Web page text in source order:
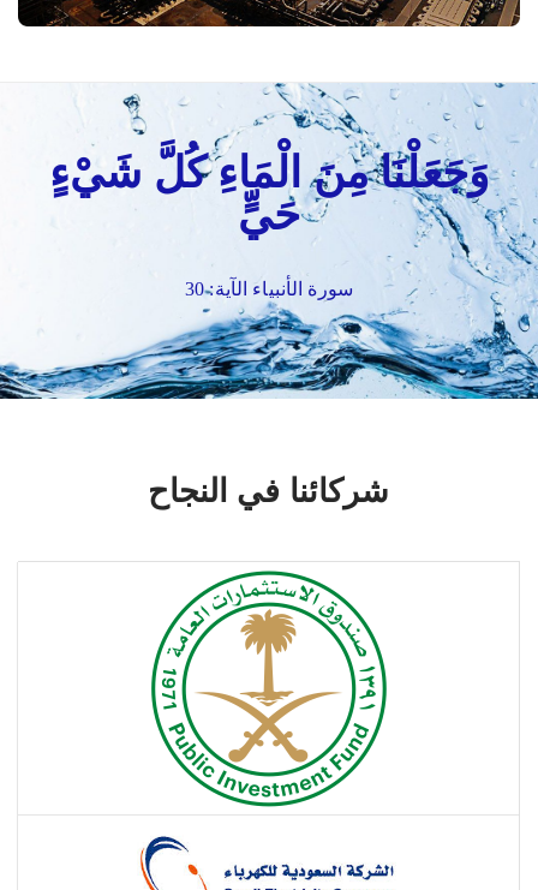
وَجَعَلْنَا مِنَ الْمَاءِ كُلَّ شَيْءٍ
حَيٍّ
سورة الأنبياء الآية: 30
شركائنا في النجاح